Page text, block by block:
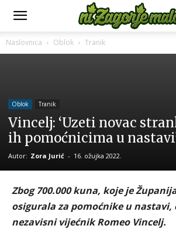
Naslovnica Oblok Tranik
Oblok Tranik
Vincelj: ‘Uzeti novac
ih pomoćnicima u
Autor: Zora Jurić - 16. ožujka 2022.
Zbog 700.000 kuna, koje je
osigurala za pomoćnike u nastavi,
nezavisni vijećnik Romeo Vincelj.